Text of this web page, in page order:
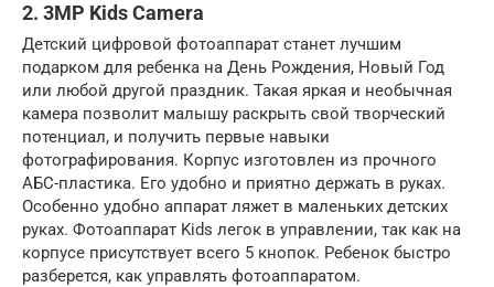
2. 3MP Kids Camera
Детский цифровой фотоаппарат станет лучшим
подарком для ребенка на День Рождения, Новый Год
или любой другой праздник. Такая яркая и необычная
камера позволит малышу раскрыть свой творческий
потенциал, и получить первые навыки
фотографирования. Корпус изготовлен из прочного
АБС-пластика. Его удобно и приятно держать в руках.
Особенно удобно аппарат ляжет в маленьких детских
руках. Фотоаппарат Kids легок в управлении, так как на
корпусе присутствует всего 5 кнопок. Ребенок быстро
разберется, как управлять фотоаппаратом.